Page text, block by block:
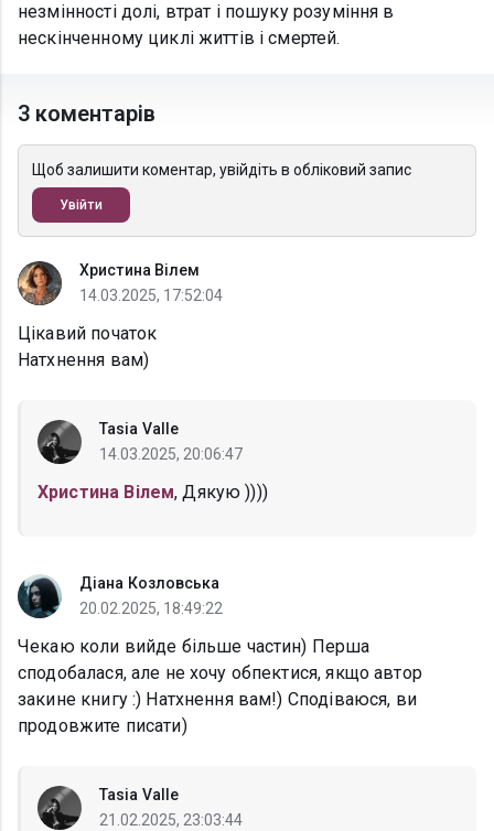
незмінності долі, втрат і пошуку розуміння в
нескінченному циклі життів і смертей.
3 коментарів
Щоб залишити коментар, увійдіть в обліковий запис
Увійти
Христина Вілем
14.03.2025, 17:52:04
Цікавий початок
Натхнення вам)
Tasia Valle
14.03.2025, 20:06:47
Христина Вілем, Дякую ))))
Діана Козловська
20.02.2025, 18:49:22
Чекаю коли вийде більше частин) Перша
сподобалася, але не хочу обпектися, якщо автор
закине книгу :) Натхнення вам!) Сподіваюся, ви
продовжите писати)
Tasia Valle
21.02.2025, 23:03:44